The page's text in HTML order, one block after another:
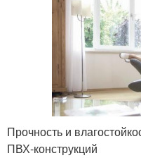
Прочность и
ПВХ-конструкций